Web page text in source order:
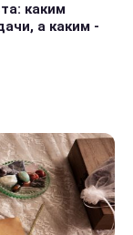
каким
а каким -